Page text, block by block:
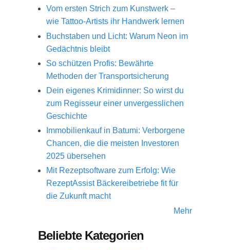
Vom ersten Strich zum Kunstwerk –
wie Tattoo-Artists ihr Handwerk lernen
Buchstaben und Licht: Warum Neon im
Gedächtnis bleibt
So schützen Profis: Bewährte
Methoden der Transportsicherung
Dein eigenes Krimidinner: So wirst du
zum Regisseur einer unvergesslichen
Geschichte
Immobilienkauf in Batumi: Verborgene
Chancen, die die meisten Investoren
2025 übersehen
Mit Rezeptsoftware zum Erfolg: Wie
RezeptAssist Bäckereibetriebe fit für
die Zukunft macht
Mehr
Beliebte Kategorien